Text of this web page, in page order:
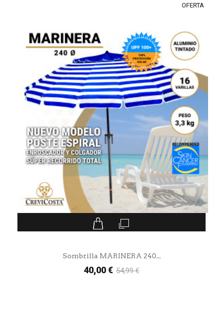
OFERTA
Sombrilla MARINERA 240...
40,00 € 54,99 €